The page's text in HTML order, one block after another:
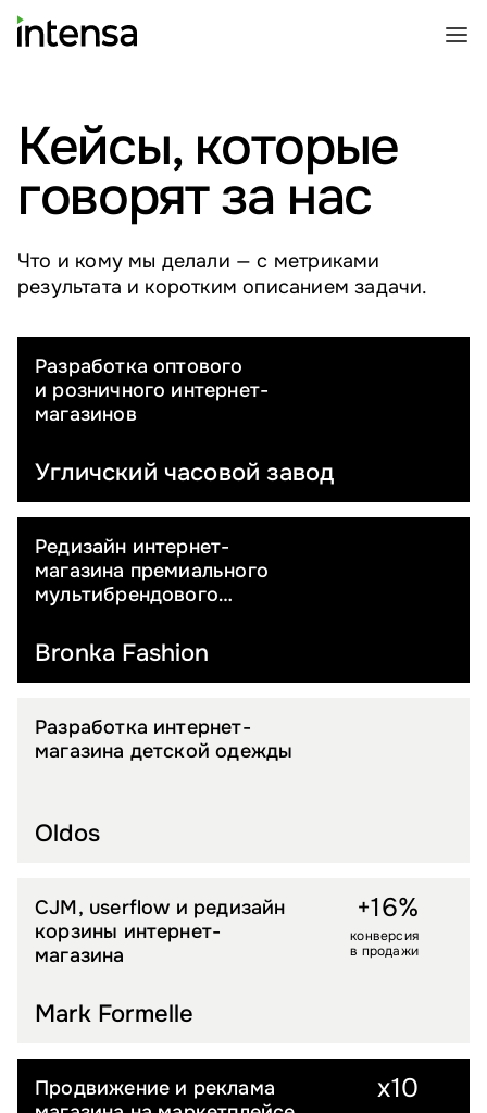
Кейсы, которые
говорят за нас
Что и кому мы делали — с метриками
результата и коротким описанием задачи.
ЮВЕЛИРНЫЕ ИЗДЕЛИЯ
Угличский часовой завод
Разработка оптового
и розничного интернет-
магазинов
PREMIUM FASHION
Bronka Fashion
Редизайн интернет-
магазина премиального
мультибрендового
ДЕТСКИЕ ТОВАРЫ
Oldos
Разработка интернет-
магазина детской одежды
FASHION
Mark Formelle
CJM, userflow и редизайн
корзины интернет-
магазина
+16%
конверсия
в продажи
FMCG
Продвижение и реклама
x10